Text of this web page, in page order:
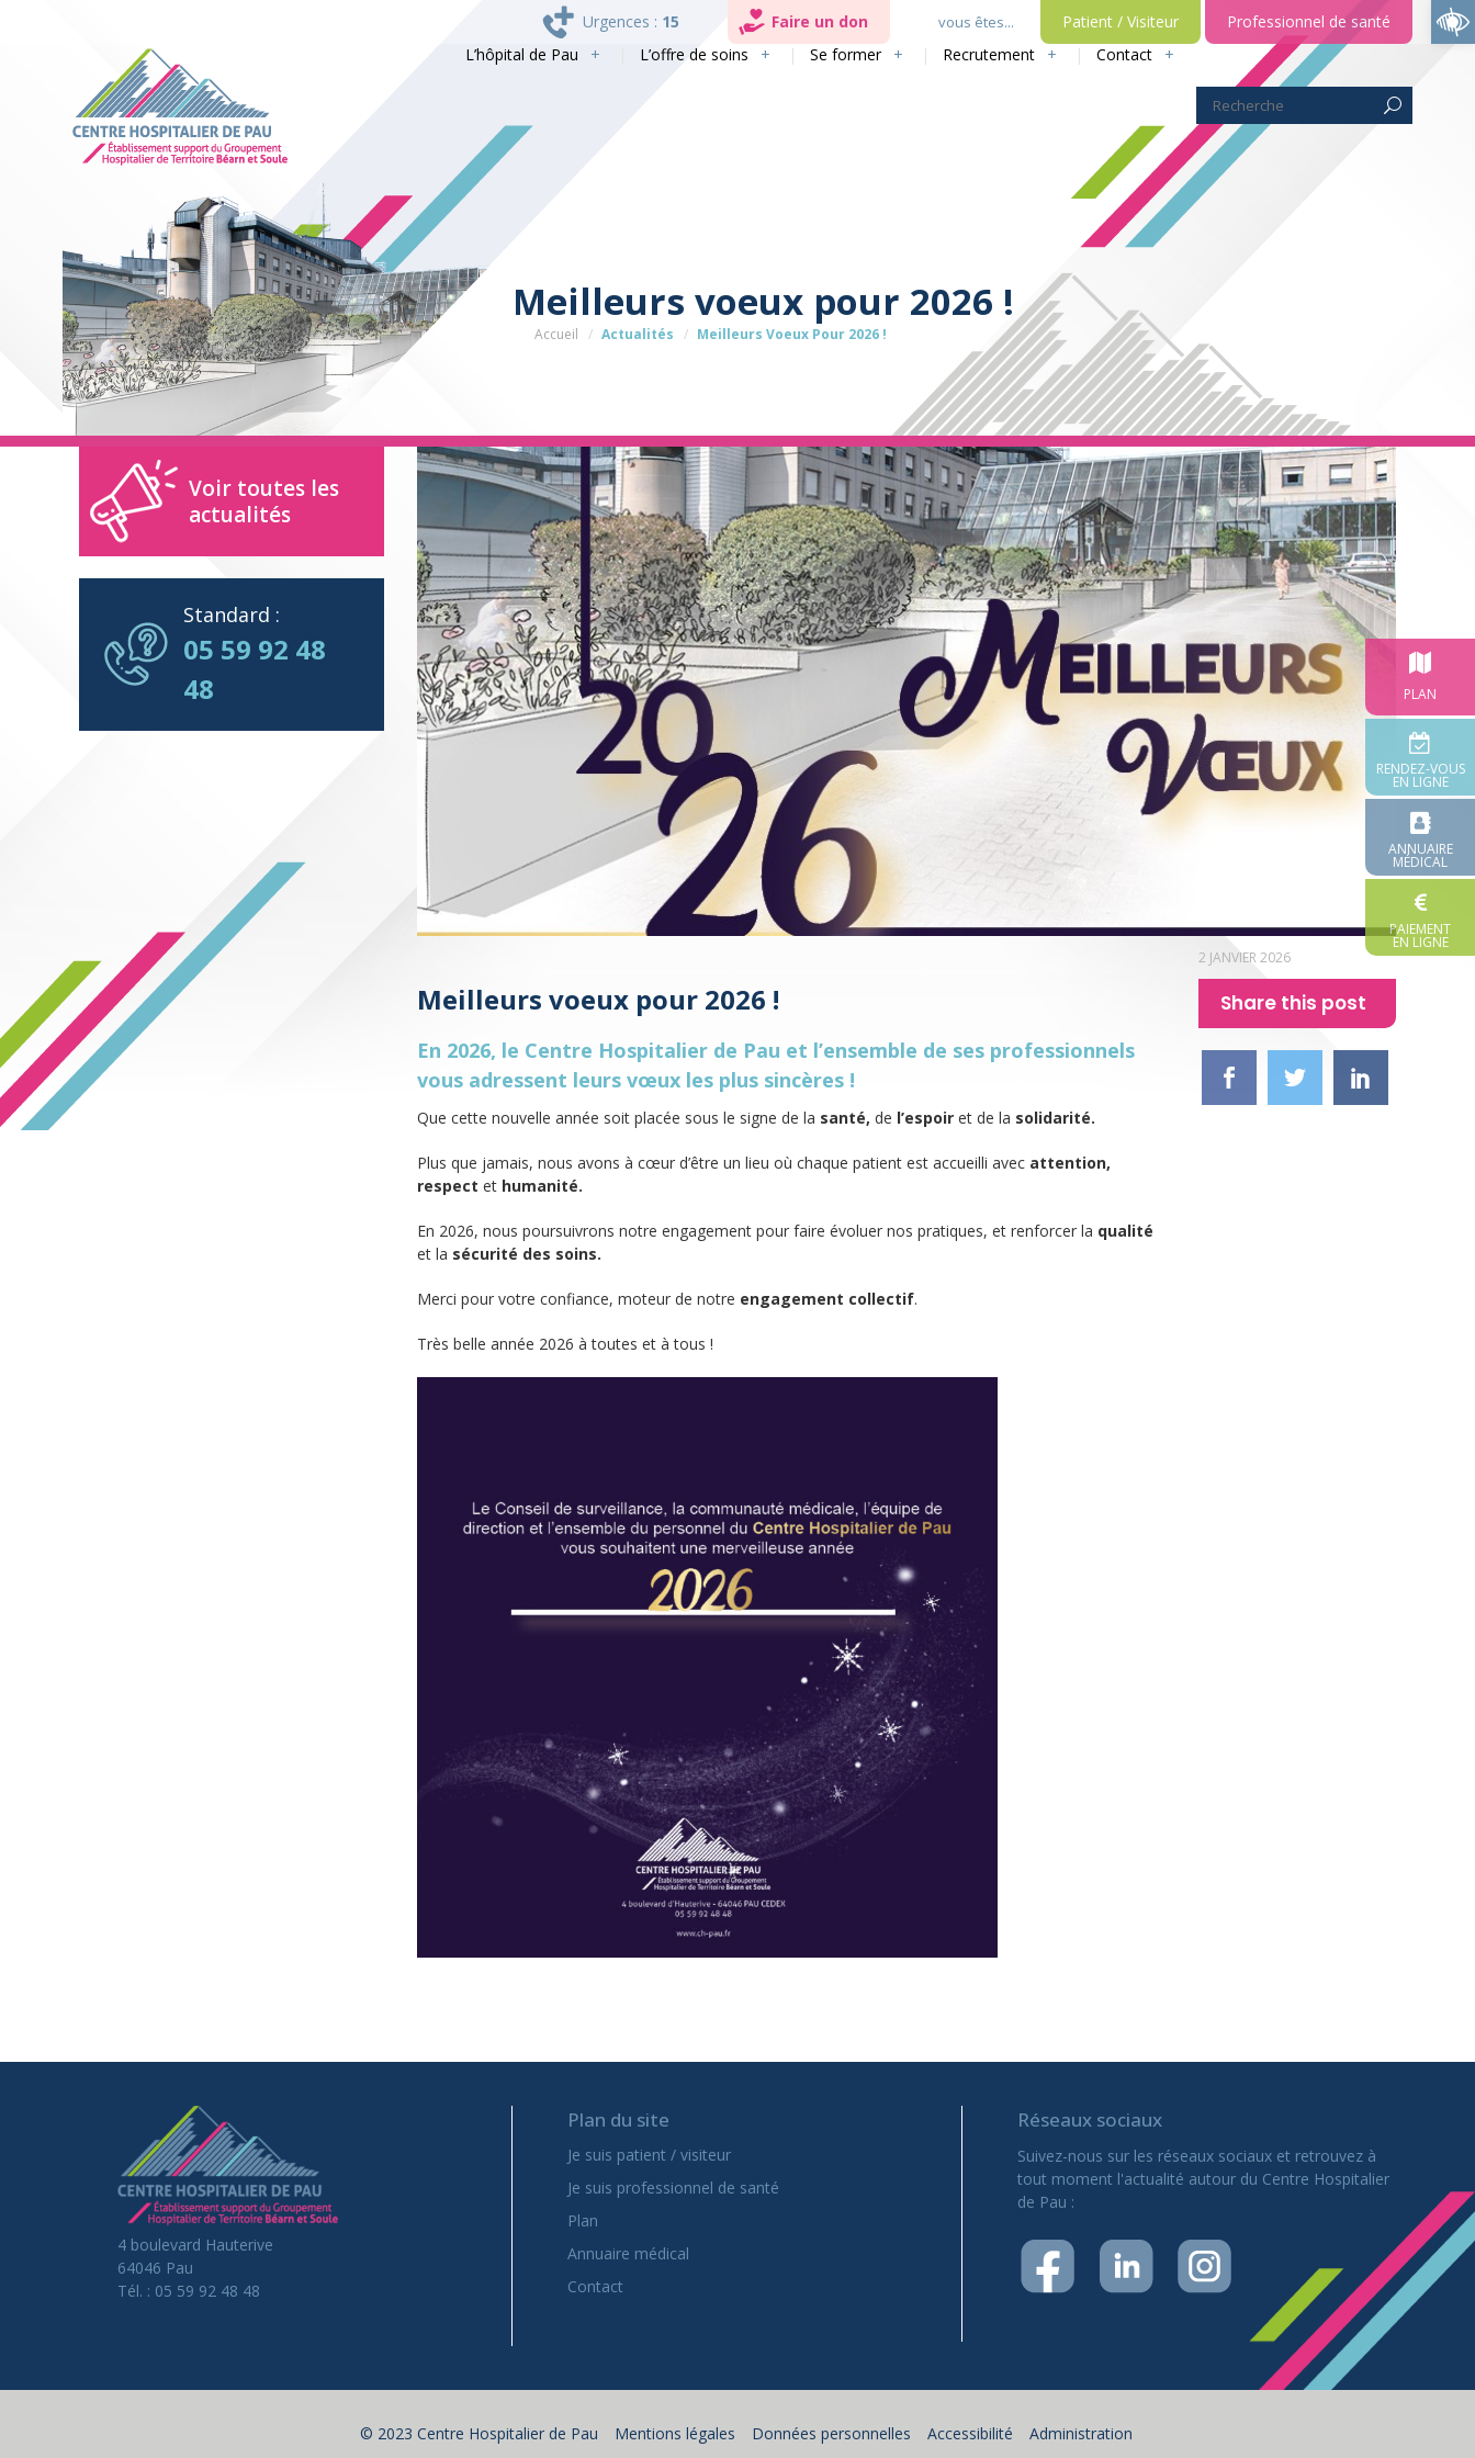
Urgences : 15 Faire un don vous êtes... Patient / Visiteur
Professionnel de santé
L’hôpital de Pau
L’offre de soins Se former Recrutement Contact
Meilleurs voeux pour 2026 !
Accueil Actualités Meilleurs Voeux Pour 2026 !
Meilleurs voeux pour 2026 !
2 JANVIER 2026
Share this post
En 2026, le Centre Hospitalier de Pau et l’ensemble de ses professionnels
vous adressent leurs vœux les plus sincères !
Que cette nouvelle année soit placée sous le signe de la santé, de l’espoiret de la solidarité.
Plus que jamais, nous avons à cœur d’être un lieu où chaque patient est accueilli avec attention,
respect et humanité.
En 2026, nous poursuivrons notre engagement pour faire évoluer nos pratiques, et renforcer la qualité
et la sécurité des soins.
Merci pour votre confiance, moteur de notre engagement collectif.
Très belle année 2026 à toutes et à tous !
Voir toutes les
actualités
Standard :
05 59 92 48
48
4 boulevard Hauterive
64046 Pau
Tél. : 05 59 92 48 48
Plan du site
Je suis patient / visiteur
Je suis professionnel de santé
Plan
Annuaire médical
Contact
Réseaux sociaux
Suivez-nous sur les réseaux sociaux et retrouvez à
tout moment l'actualité autour du Centre Hospitalier
de Pau :
© 2023 Centre Hospitalier de Pau Mentions légales Données personnelles Accessibilité Administration
PLAN
RENDEZ-VOUS
EN LIGNE
ANNUAIRE
MÉDICAL
PAIEMENT
EN LIGNE